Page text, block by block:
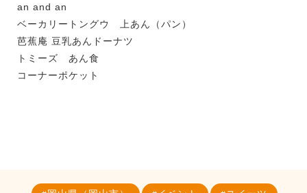
an and an
ベーカリートングウ 上あん（パン）
芭蕉庵 豆乳あんドーナツ
トミーズ あん食
コーナーポケット